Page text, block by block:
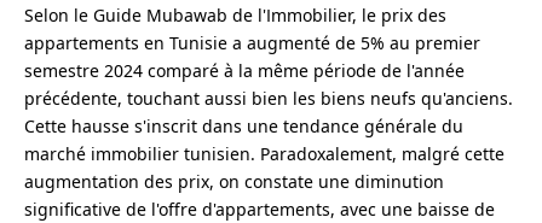
Selon le Guide Mubawab de l'Immobilier, le prix des
appartements en Tunisie a augmenté de 5% au premier
semestre 2024 comparé à la même période de l'année
précédente, touchant aussi bien les biens neufs qu'anciens.
Cette hausse s'inscrit dans une tendance générale du
marché immobilier tunisien. Paradoxalement, malgré cette
augmentation des prix, on constate une diminution
significative de l'offre d'appartements, avec une baisse de